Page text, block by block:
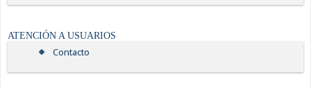
ATENCIÓN A USUARIOS
Contacto